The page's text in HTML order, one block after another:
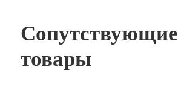
Сопутствующие
товары